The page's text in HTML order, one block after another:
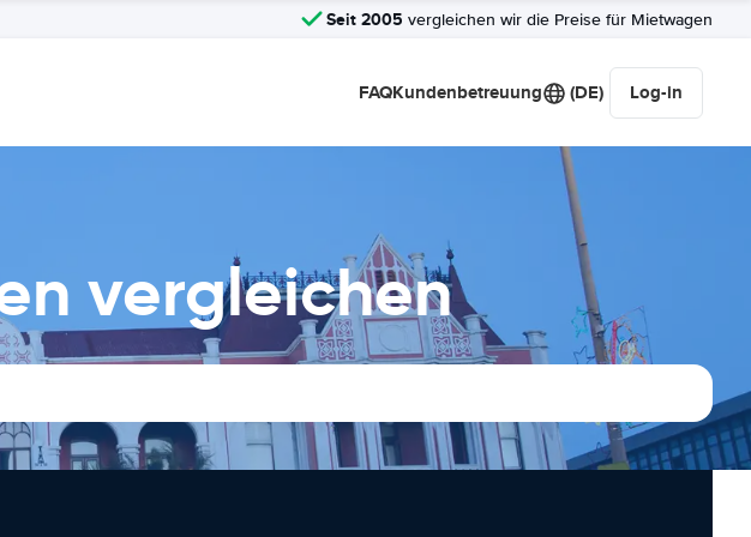
Seit 2005 vergleichen wir die Preise für Mietwagen
FAQKundenbetreuung (DE) Log-in
vergleichen